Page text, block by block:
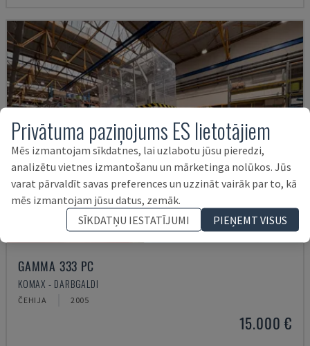
GAMMA 333 PC
KOMAX - DARBGALDI
ČEHIJA 2005
15.000 €
Privātuma paziņojums ES lietotājiem
Mēs izmantojam sīkdatnes, lai uzlabotu jūsu pieredzi,
analizētu vietnes izmantošanu un mārketinga nolūkos. Jūs
varat pārvaldīt savas preferences un uzzināt vairāk par to, kā
mēs izmantojam jūsu datus, zemāk.
SĪKDATŅU IESTATĪJUMI
PIEŅEMT VISUS